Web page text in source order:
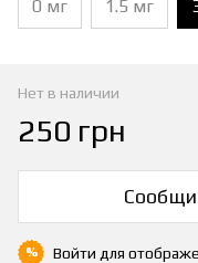
0 мг 1.5 мг
Нет в наличии
250 грн
% Войти для